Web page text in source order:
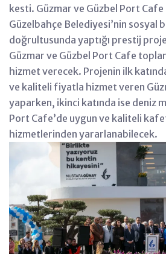
kesti. Güzmar ve Güzbel Port Cafe
Güzelbahçe Belediyesi’nin sosyal
doğrultusunda yaptığı prestij
Güzmar ve Güzbel Port Cafe
hizmet verecek. Projenin ilk
ve kaliteli fiyatla hizmet veren
yaparken, ikinci katında ise deniz
Port Cafe’de uygun ve kaliteli
hizmetlerinden yararlanabilecek.